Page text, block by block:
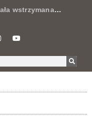
wstrzymana…